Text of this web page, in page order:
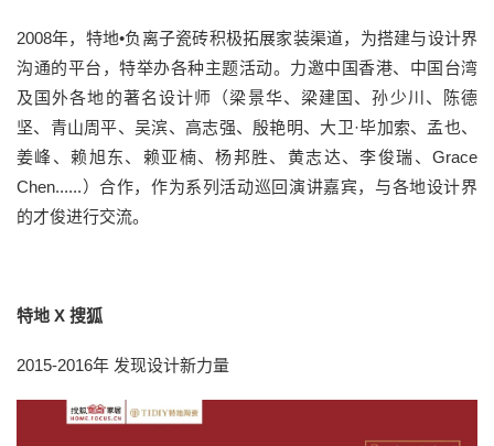
2008年，特地•负离子瓷砖积极拓展家装渠道，为搭建与设计界
沟通的平台，特举办各种主题活动。力邀中国香港、中国台湾
及国外各地的著名设计师（梁景华、梁建国、孙少川、陈德
坚、青山周平、吴滨、高志强、殷艳明、大卫·毕加索、孟也、
姜峰、赖旭东、赖亚楠、杨邦胜、黄志达、李俊瑞、Grace
Chen......）合作，作为系列活动巡回演讲嘉宾，与各地设计界
的才俊进行交流。
特地 X 搜狐
2015-2016年 发现设计新力量